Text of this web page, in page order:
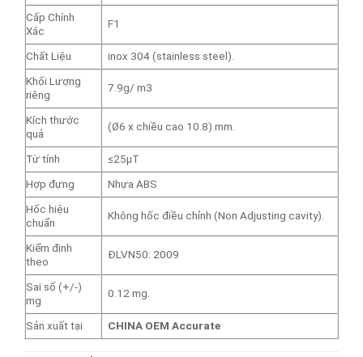
Cấp Chính
Xác
F1
Chất Liệu
inox 304 (stainless steel).
Khối Lượng
riêng
7.9g/ m3
Kích thước
quả
(Ø6 x chiều cao 10.8) mm.
Từ tính
≤25μT
Hợp đựng
Nhựa ABS
Hốc hiệu
chuẩn
Không hốc điều chỉnh (Non Adjusting cavity).
Kiểm định
theo
ĐLVN50: 2009
Sai số (+/-)
mg
0.12 mg.
Sản xuất tại CHINA OEM Accurate